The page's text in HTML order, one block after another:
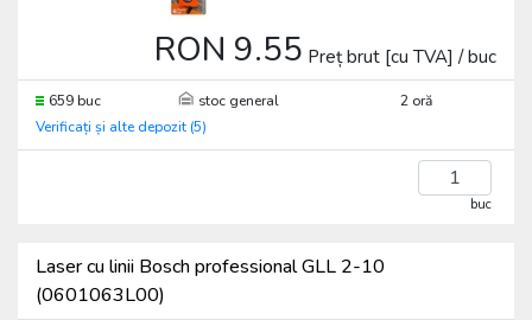
RON 9.55 Preț brut [cu TVA] / buc
659 buc stoc general
2 oră
Verificați și alte depozit (5)
buc
Laser cu linii Bosch professional GLL 2-10
(0601063L00)